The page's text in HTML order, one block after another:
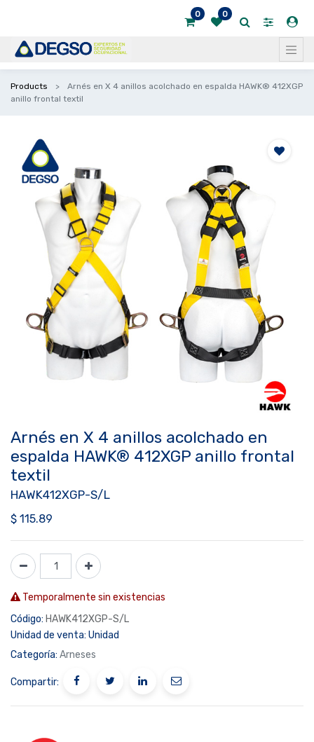
0 0
Products
Arnés en X 4 anillos acolchado en espalda HAWK® 412XGP
anillo frontal textil
Arnés en X 4 anillos acolchado en
espalda HAWK® 412XGP anillo frontal
textil
HAWK412XGP-S/L
$ 115.89
Temporalmente sin existencias
Código: HAWK412XGP-S/L
Unidad de venta: Unidad
Categoría: Arneses
Compartir: